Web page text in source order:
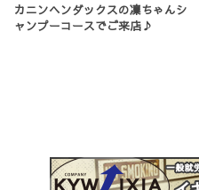
カニンヘンダックスの凜ちゃんシ
ャンプーコースでご来店♪